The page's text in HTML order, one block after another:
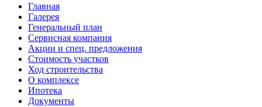
Главная
Галерея
Генеральный план
Сервисная компания
Акции и спец. предложения
Стоимость участков
Ход строительства
О комплексе
Ипотека
Документы